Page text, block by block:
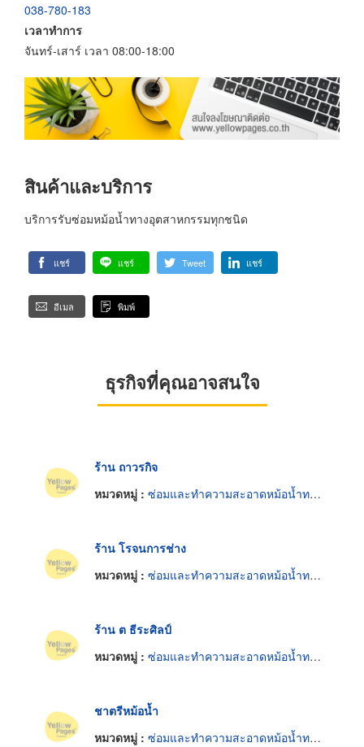
038-780-183
เวลาทำการ
จันทร์-เสาร์ เวลา 08:00-18:00
สินค้าและบริการ
บริการรับซ่อมหม้อน้ำทางอุตสาหกรรมทุกชนิด
แชร์ แชร์ Tweet แชร์
อีเมล พิมพ์
ธุรกิจที่คุณอาจสนใจ
ร้าน ถาวรกิจ
หมวดหมู่ : ซ่อมและทำความสะอาดหม้อน้ำทางอุตสาหกรรม
ร้าน โรจนการช่าง
หมวดหมู่ : ซ่อมและทำความสะอาดหม้อน้ำทางอุตสาหกรรม
ร้าน ต ธีระศิลป์
หมวดหมู่ : ซ่อมและทำความสะอาดหม้อน้ำทางอุตสาหกรรม
ชาตรีหม้อน้ำ
หมวดหมู่ : ซ่อมและทำความสะอาดหม้อน้ำทางอุตสาหกรรม